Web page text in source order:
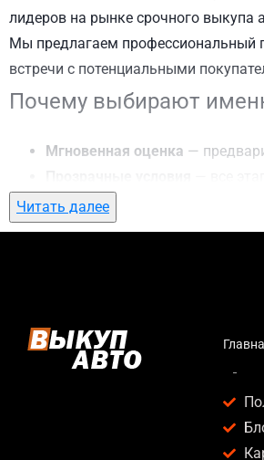
лидеров на рынке срочного выкупа
Мы предлагаем профессиональный
встречи с потенциальными
Почему выбирают
Мгновенная оценка —
Гибкий подход
Честные цены— предлагаем
Кому подойдет
Услуга автовыкуп в Дарницкий
Владельцев автомобилей
Читать далее